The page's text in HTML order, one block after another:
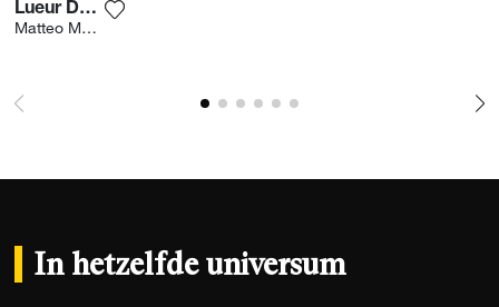
Lueur Du Soir
Matteo Merea
In hetzelfde universum